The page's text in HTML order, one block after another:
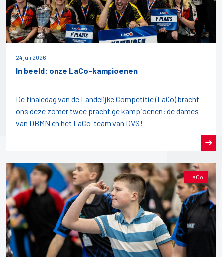
24 juli 2026
In beeld: onze LaCo-kampioenen
De finaledag van de Landelijke Competitie (LaCo) bracht
ons deze zomer twee prachtige kampioenen: de dames
van DBMN en het LaCo-team van DVS!
LaCo